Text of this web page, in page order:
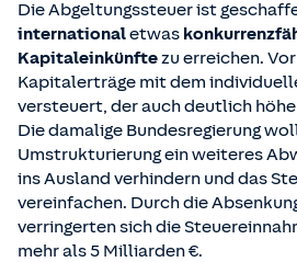
Die Abgeltungssteuer ist
internationaletwas
Kapitaleinkünftezu erreichen.
Kapitalerträge mit dem
versteuert, der auch deutlich
Die damalige Bundesregierung
Umstrukturierung ein weiteres
ins Ausland verhindern und das
vereinfachen. Durch die
verringerten sich die
mehr als 5 Milliarden €.